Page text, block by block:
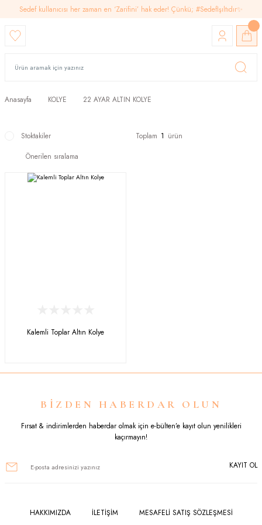
Sedef kullanıcısı her zaman en ‘Zarifini’ hak eder! Çünkü; #SedefIşıltıdır✨
Anasayfa KOLYE 22 AYAR ALTIN KOLYE
Stoktakiler Toplam 1 ürün
Kalemli Toplar Altın Kolye
BİZDEN HABERDAR OLUN
Fırsat & indirimlerden haberdar olmak için e-bülten’e kayıt olun yenilikleri
kaçırmayın!
KAYIT OL
HAKKIMIZDA İLETİŞİM MESAFELİ SATIŞ SÖZLEŞMESİ